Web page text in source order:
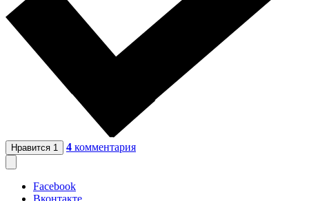
Нравится 1 4 комментария
Facebook
Вконтакте